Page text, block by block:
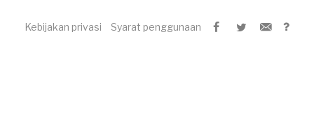
Kebijakan privasi Syarat penggunaan